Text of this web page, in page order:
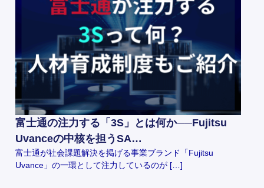
富士通の注力する「3S」とは何か──Fujitsu
Uvanceの中核を担うSA…
富士通が社会課題解決を掲げる事業ブランド「Fujitsu
Uvance」の一環として注力しているのが […]